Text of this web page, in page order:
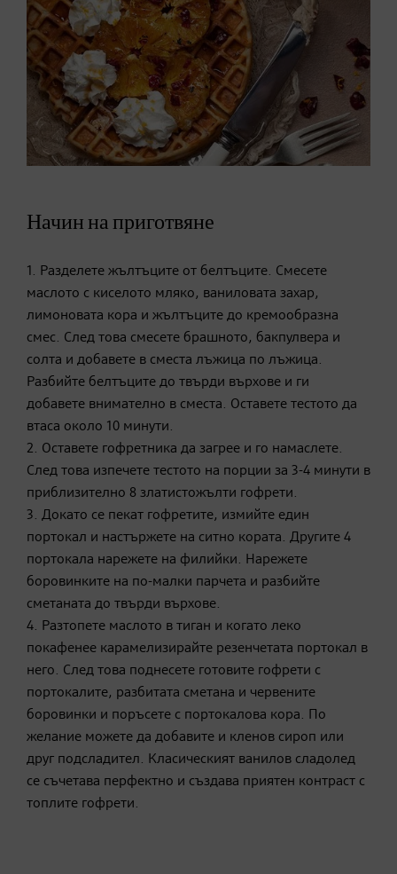
Начин на приготвяне
1. Разделете жълтъците от белтъците. Смесете
маслото с киселото мляко, ваниловата захар,
лимоновата кора и жълтъците до кремообразна
смес. След това смесете брашното, бакпулвера и
солта и добавете в сместа лъжица по лъжица.
Разбийте белтъците до твърди върхове и ги
добавете внимателно в сместа. Оставете тестото да
втаса около 10 минути.
2. Оставете гофретника да загрее и го намаслете.
След това изпечете тестото на порции за 3-4 минути в
приблизително 8 златистожълти гофрети.
3. Докато се пекат гофретите, измийте един
портокал и настържете на ситно кората. Другите 4
портокала нарежете на филийки. Нарежете
боровинките на по-малки парчета и разбийте
сметаната до твърди върхове.
4. Разтопете маслото в тиган и когато леко
покафенее карамелизирайте резенчетата портокал в
него. След това поднесете готовите гофрети с
портокалите, разбитата сметана и червените
боровинки и поръсете с портокалова кора. По
желание можете да добавите и кленов сироп или
друг подсладител. Класическият ванилов сладолед
се съчетава перфектно и създава приятен контраст с
топлите гофрети.